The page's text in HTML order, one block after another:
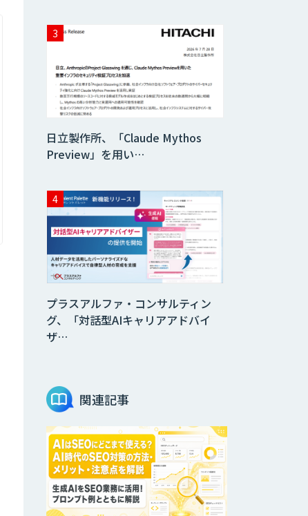
日立製作所、「Claude Mythos
Preview」を用い…
プラスアルファ・コンサルティン
グ、「対話型AIキャリアアドバイ
ザ…
関連記事